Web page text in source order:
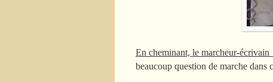
En cheminant, le marcheur-
beaucoup question de marche